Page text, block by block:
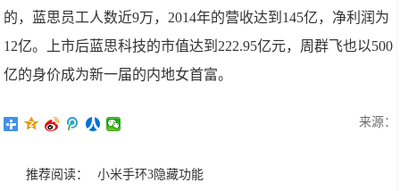
的，蓝思员工人数近9万，2014年的营收达到145亿，净利润为
12亿。上市后蓝思科技的市值达到222.95亿元，周群飞也以500
亿的身价成为新一届的内地女首富。
来源：
推荐阅读： 小米手环3隐藏功能